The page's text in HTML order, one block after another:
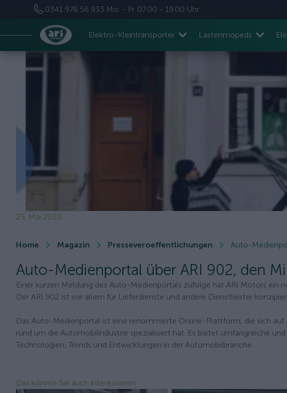
0341 978 56 933 Mo. - Fr. 07.00 - 19.00 Uhr
Elektro-Kleintransporter Lastenmopeds
25. Mai 2023
Home Magazin Presseveroeffentlichungen Auto-
Auto-Medienportal über ARI 902, den
Einer kurzen Meldung des Auto-Medienportals zufolge hat ARI Motors ein
Der ARI 902 ist vor allem für Lieferdienste und andere Dienstleister
Das Auto-Medienportal ist eine renommierte Online-Plattform, die sich
rund um die Automobilindustrie spezialisiert hat. Es bietet umfangreiche
Technologien, Trends und Entwicklungen in der Automobilbranche.
Das könnte Sie auch interessieren